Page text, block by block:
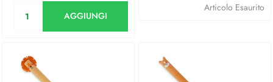
AGGIUNGI
Articolo Esaurito